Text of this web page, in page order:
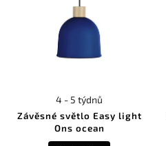
Závěsné světlo Easy light
Ons ocean
4 - 5 týdnů